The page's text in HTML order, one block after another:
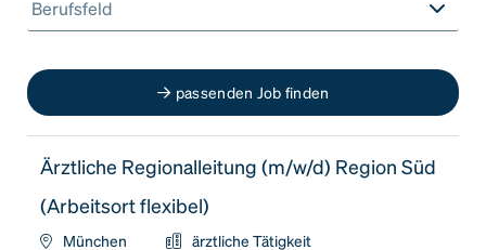
Berufsfeld
passenden Job finden
Ärztliche Regionalleitung (m/w/d) Region Süd
(Arbeitsort flexibel)
München ärztliche Tätigkeit